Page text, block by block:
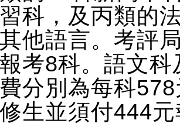
科，及丙類的
他語言。考評
考8科。語文科
分別為每科
生並須付444